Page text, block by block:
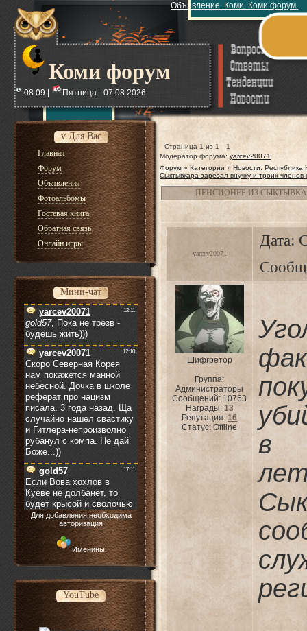
Коми форум
Объявление. Коми. Коми форум.
08:09 | Пятница - 07.08.2026
v Для Вас
Главная
Форум
Объявления
Фотоальбомы
Гостевая книга
Обратная связь
Онлайн игры
Мини-чат
Для добавления необходима
авторизация
Именины:
YouTube
Страница 1 из 1
1
Модератор форума:yarcev20071
Форум » Категории » Новости. Республика
Сыктывкара зарезал внучку и троих членов
ПЕНСИОНЕР ИЗ
yarcev20071
Дата:
Шифгретор
Группа:
Администраторы
Сообщений: 10763
Награды: 13
Репутация:16
Статус:Offline
в